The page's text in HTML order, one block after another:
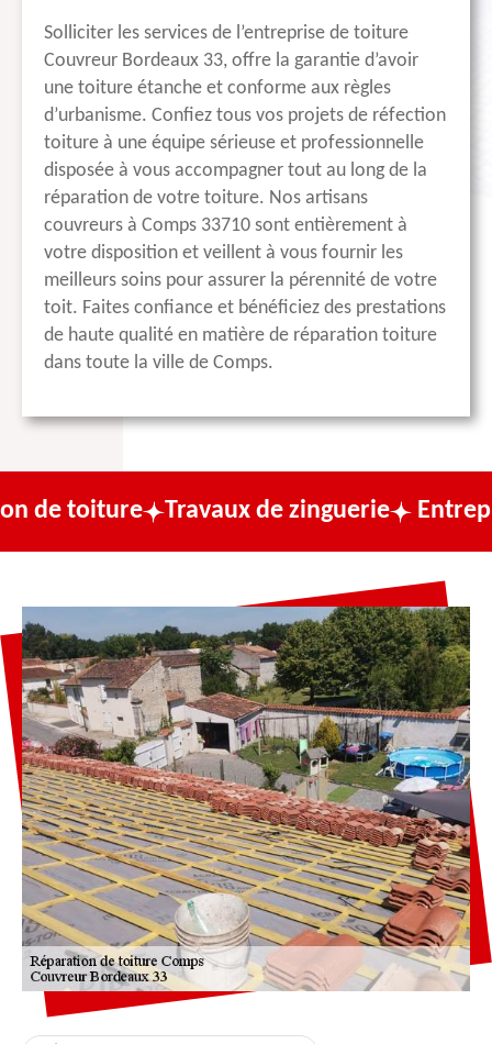
Solliciter les services de l’entreprise de toiture
Couvreur Bordeaux 33, offre la garantie d’avoir
une toiture étanche et conforme aux règles
d’urbanisme. Confiez tous vos projets de réfection
toiture à une équipe sérieuse et professionnelle
disposée à vous accompagner tout au long de la
réparation de votre toiture. Nos artisans
couvreurs à Comps 33710 sont entièrement à
votre disposition et veillent à vous fournir les
meilleurs soins pour assurer la pérennité de votre
toit. Faites confiance et bénéficiez des prestations
de haute qualité en matière de réparation toiture
dans toute la ville de Comps.
Travaux de zinguerie Entreprise de